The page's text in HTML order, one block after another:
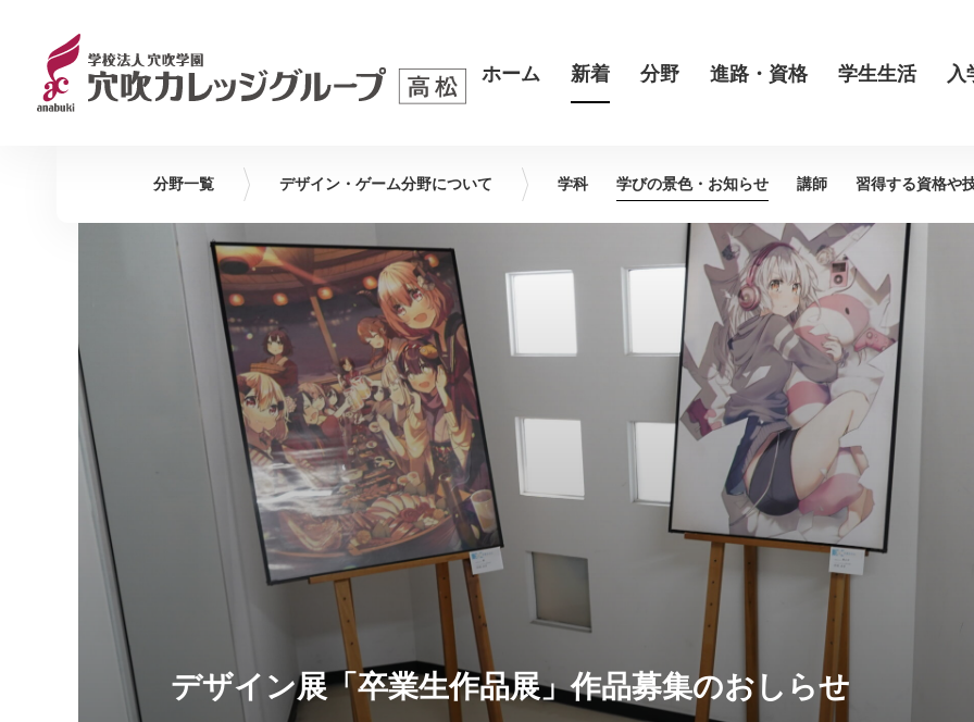
ホーム 新着 分野 進路・資格 学生生活 入
分野一覧 デザイン・ゲーム分野について 学科 学びの景色・ お知らせ 講師 習得する資格や
デザイン展「卒業生作品展」作品募集のおしらせ